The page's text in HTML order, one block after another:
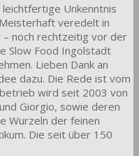
Unkenntnis
veredelt in
noch rechtzeitig vor der
Slow Food Ingolstadt
Lieben Dank an
dazu. Die Rede ist vom
wird seit 2003 von
Giorgio, sowie deren
Wurzeln der feinen
Die seit über 150